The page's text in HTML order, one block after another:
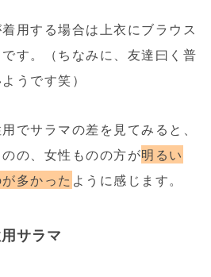
用する場合は上衣にブラウス
す。（ちなみに、友達曰く普
うです笑）
でサラマの差を見てみると、
の、女性ものの方が明るい
多かった ように感じます。
サラマ